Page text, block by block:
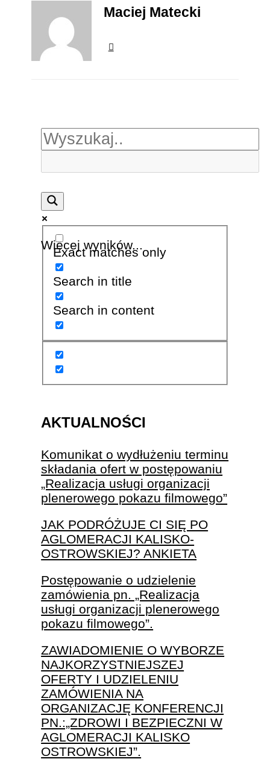
Maciej Matecki
Więcej wyników...
Exact matches only
Search in title
Search in content
AKTUALNOŚCI
Komunikat o wydłużeniu terminu
składania ofert w postępowaniu
„Realizacja usługi organizacji
plenerowego pokazu filmowego”
JAK PODRÓŻUJE CI SIĘ PO
AGLOMERACJI KALISKO-
OSTROWSKIEJ? ANKIETA
Postępowanie o udzielenie
zamówienia pn. „Realizacja
usługi organizacji plenerowego
pokazu filmowego”.
ZAWIADOMIENIE O WYBORZE
NAJKORZYSTNIEJSZEJ
OFERTY I UDZIELENIU
ZAMÓWIENIA NA
ORGANIZACJĘ KONFERENCJI
PN.:„ZDROWI I BEZPIECZNI W
AGLOMERACJI KALISKO
OSTROWSKIEJ”.